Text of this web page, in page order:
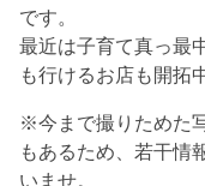
です。
最近は子育て真っ最
も行けるお店も開拓
※今まで撮りためた
もあるため、若干情
いませ。